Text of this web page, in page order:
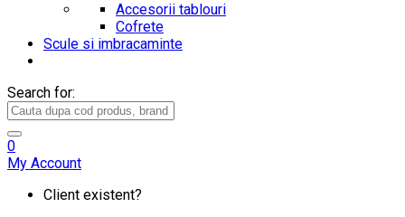
Accesorii tablouri
Cofrete
Scule si imbracaminte
Search for:
0
My Account
Client existent?